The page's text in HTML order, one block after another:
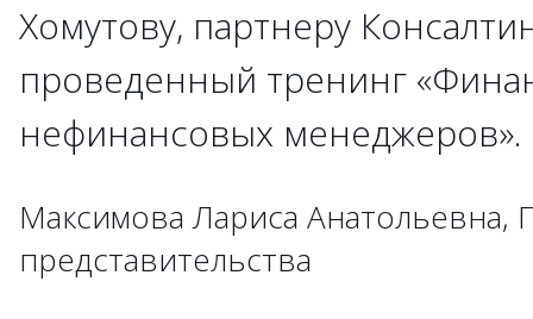
Хомутову, партнеру
проведенный тренинг
нефинансовых
Максимова Лариса Анатольевна,
представительства
→
→
→
→
→
→
→
→
→
→
→
→
→
→
→
→
→
→
→
→
→
→
→